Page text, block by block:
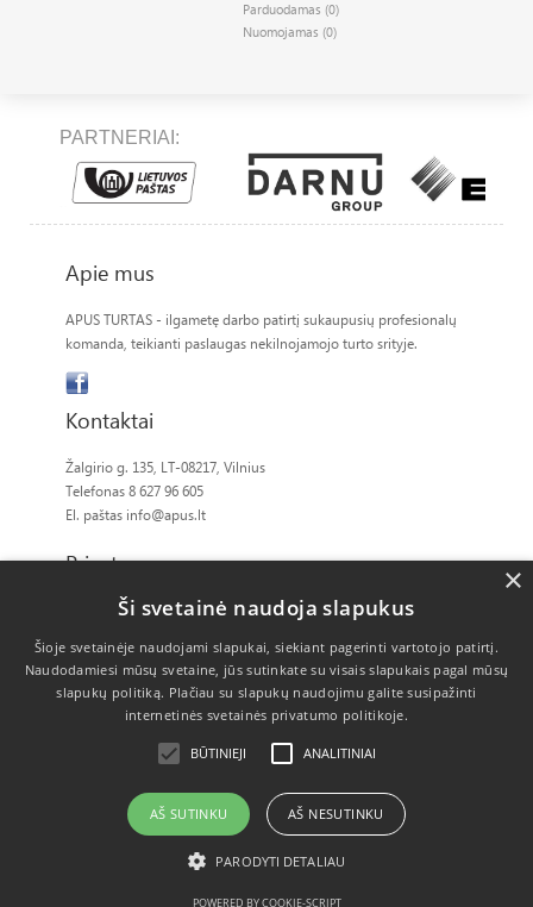
Parduodamas (0)
Nuomojamas (0)
PARTNERIAI:
Apie mus
APUS TURTAS - ilgametę darbo patirtį sukaupusių profesionalų
komanda, teikianti paslaugas nekilnojamojo turto srityje.
Kontaktai
Žalgirio g. 135, LT-08217, Vilnius
Telefonas 8 627 96 605
El. paštas info@apus.lt
Privatumas
Slapukų politikaŠi svetainė naudoja slapukus
Šioje svetainėje naudojami slapukai, siekiant pagerinti vartotojo patirtį.
Naudodamiesi mūsų svetaine, jūs sutinkate su visais slapukais pagal mūsų
slapukų politiką. Plačiau su slapukų naudojimu galite susipažinti
internetinės svetainės privatumo politikoje.
BŪTINIEJI ANALITINIAI
AŠ SUTINKU AŠ NESUTINKU
PARODYTI DETALIAU
POWERED BY COOKIE-SCRIPT
×